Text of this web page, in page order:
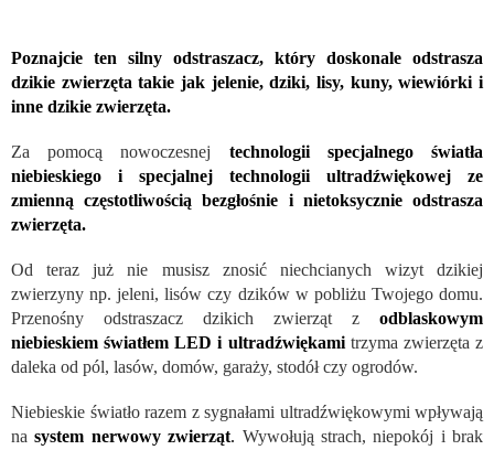
Poznajcie ten silny odstraszacz, który doskonale odstrasza
dzikie zwierzęta takie jak jelenie, dziki, lisy, kuny, wiewiórki i
inne dzikie zwierzęta.
Za pomocą nowoczesnej technologii specjalnego światła
niebieskiego i specjalnej technologii ultradźwiękowej ze
zmienną częstotliwością bezgłośnie i nietoksycznie odstrasza
zwierzęta.
Od teraz już nie musisz znosić niechcianych wizyt dzikiej
zwierzyny np. jeleni, lisów czy dzików w pobliżu Twojego domu.
Przenośny odstraszacz dzikich zwierząt z odblaskowym
niebieskiem światłem LED i ultradźwiękami trzyma zwierzęta z
daleka od pól, lasów, domów, garaży, stodół czy ogrodów.
Niebieskie światło razem z sygnałami ultradźwiękowymi wpływają
nasystem nerwowy zwierząt. Wywołują strach, niepokój i brak